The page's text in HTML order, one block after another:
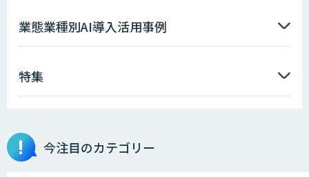
業態業種別AI導入活用事例
特集
今注目のカテゴリー